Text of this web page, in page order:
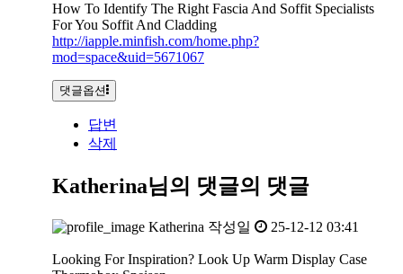
How To Identify The Right Fascia And Soffit Specialists
For You Soffit And Cladding
http://iapple.minfish.com/home.php?
mod=space&uid=5671067
댓글옵션
답변
삭제
Katherina님의 댓글의 댓글
Katherina 작성일 25-12-12 03:41
Looking For Inspiration? Look Up Warm Display Case